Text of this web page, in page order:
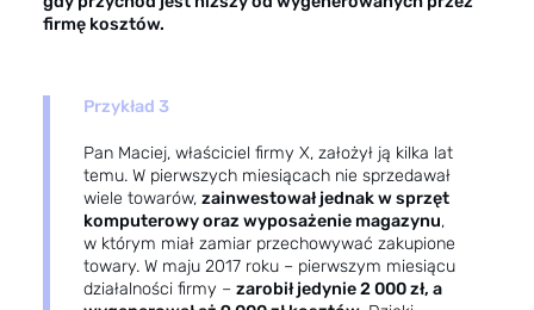
firmę kosztów.
Przykład 3
Pan Maciej, właściciel firmy X, założył ją kilka lat
temu. W pierwszych miesiącach nie sprzedawał
wiele towarów, zainwestował jednak w sprzęt
komputerowy oraz wyposażenie magazynu,
w którym miał zamiar przechowywać zakupione
towary. W maju 2017 roku – pierwszym miesiącu
działalności firmy – zarobił jedynie 2 000 zł, a